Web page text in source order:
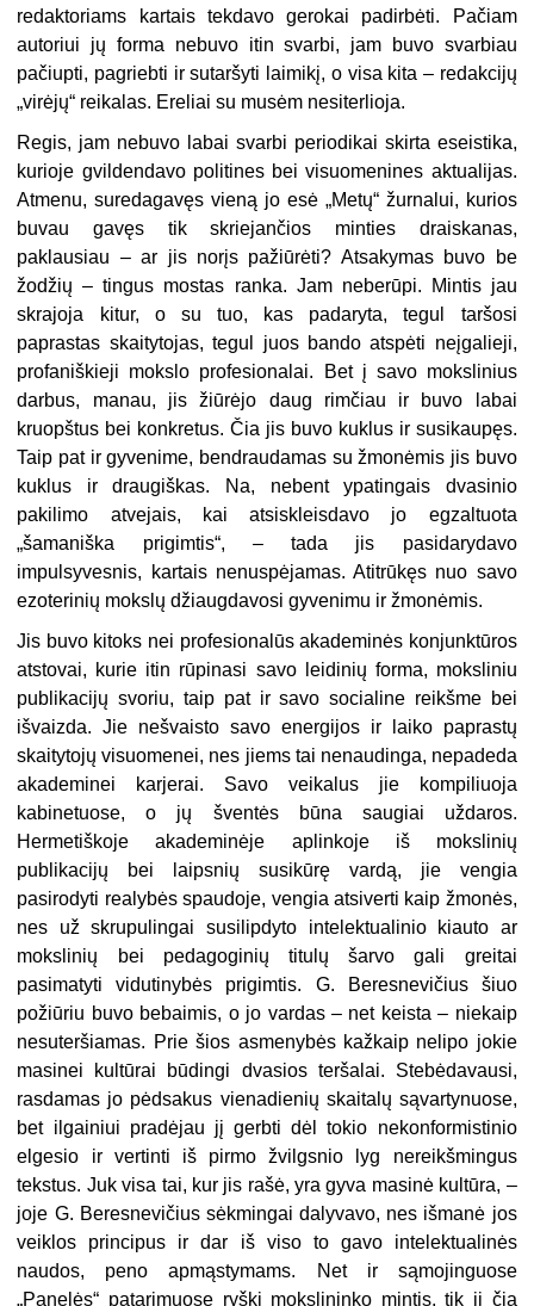
redaktoriams kartais tekdavo gerokai padirbėti. Pačiam
autoriui jų forma nebuvo itin svarbi, jam buvo svarbiau
pačiupti, pagriebti ir sutaršyti laimikį, o visa kita – redakcijų
„virėjų“ reikalas. Ereliai su musėm nesiterlioja.
Regis, jam nebuvo labai svarbi periodikai skirta eseistika,
kurioje gvildendavo politines bei visuomenines aktualijas.
Atmenu, suredagavęs vieną jo esė „Metų“ žurnalui, kurios
buvau gavęs tik skriejančios minties draiskanas,
paklausiau – ar jis norįs pažiūrėti? Atsakymas buvo be
žodžių – tingus mostas ranka. Jam neberūpi. Mintis jau
skrajoja kitur, o su tuo, kas padaryta, tegul taršosi
paprastas skaitytojas, tegul juos bando atspėti neįgalieji,
profaniškieji mokslo profesionalai. Bet į savo mokslinius
darbus, manau, jis žiūrėjo daug rimčiau ir buvo labai
kruopštus bei konkretus. Čia jis buvo kuklus ir susikaupęs.
Taip pat ir gyvenime, bendraudamas su žmonėmis jis buvo
kuklus ir draugiškas. Na, nebent ypatingais dvasinio
pakilimo atvejais, kai atsiskleisdavo jo egzaltuota
„šamaniška prigimtis“, – tada jis pasidarydavo
impulsyvesnis, kartais nenuspėjamas. Atitrūkęs nuo savo
ezoterinių mokslų džiaugdavosi gyvenimu ir žmonėmis.
Jis buvo kitoks nei profesionalūs akademinės konjunktūros
atstovai, kurie itin rūpinasi savo leidinių forma, moksliniu
publikacijų svoriu, taip pat ir savo socialine reikšme bei
išvaizda. Jie nešvaisto savo energijos ir laiko paprastų
skaitytojų visuomenei, nes jiems tai nenaudinga, nepadeda
akademinei karjerai. Savo veikalus jie kompiliuoja
kabinetuose, o jų šventės būna saugiai uždaros.
Hermetiškoje akademinėje aplinkoje iš mokslinių
publikacijų bei laipsnių susikūrę vardą, jie vengia
pasirodyti realybės spaudoje, vengia atsiverti kaip žmonės,
nes už skrupulingai susilipdyto intelektualinio kiauto ar
mokslinių bei pedagoginių titulų šarvo gali greitai
pasimatyti vidutinybės prigimtis. G. Beresnevičius šiuo
požiūriu buvo bebaimis, o jo vardas – net keista – niekaip
nesuteršiamas. Prie šios asmenybės kažkaip nelipo jokie
masinei kultūrai būdingi dvasios teršalai. Stebėdavausi,
rasdamas jo pėdsakus vienadienių skaitalų sąvartynuose,
bet ilgainiui pradėjau jį gerbti dėl tokio nekonformistinio
elgesio ir vertinti iš pirmo žvilgsnio lyg nereikšmingus
tekstus. Juk visa tai, kur jis rašė, yra gyva masinė kultūra, –
joje G. Beresnevičius sėkmingai dalyvavo, nes išmanė jos
veiklos principus ir dar iš viso to gavo intelektualinės
naudos, peno apmąstymams. Net ir sąmojinguose
„Panelės“ patarimuose ryški mokslininko mintis, tik ji čia